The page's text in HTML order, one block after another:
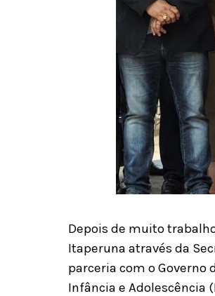
Depois de muito
Itaperuna através da
parceria com o Governo
Infância e Adolescência